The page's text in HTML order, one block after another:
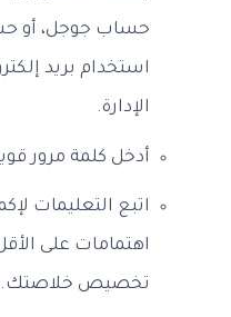
حساب جوجل، أو
استخدام بريد
الإدارة.
أدخل كلمة مرور
اهتمامات على
تخصيص خلاصتك.